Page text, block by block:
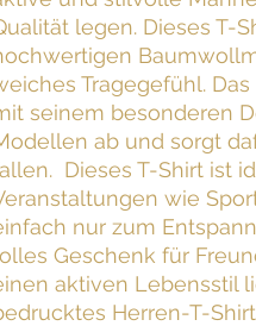
legen. Dieses T-
Tragegefühl.
seinem besonderen
ab und sorgt
Dieses T-Shirt ist
wie
nur zum
Geschenk für
aktiven Lebensstil
Herren-T-